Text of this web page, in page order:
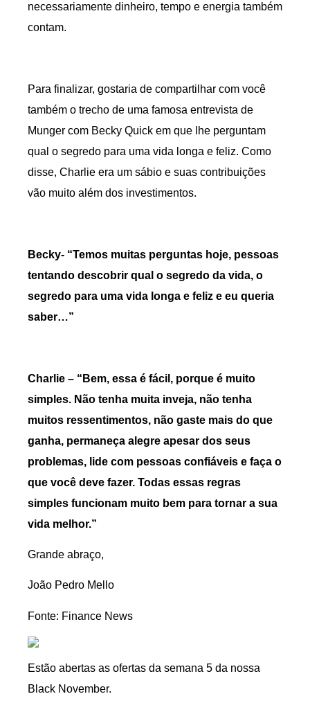
necessariamente dinheiro, tempo e energia também
contam.
Para finalizar, gostaria de compartilhar com você
também o trecho de uma famosa entrevista de
Munger com Becky Quick em que lhe perguntam
qual o segredo para uma vida longa e feliz. Como
disse, Charlie era um sábio e suas contribuições
vão muito além dos investimentos.
Becky- “Temos muitas perguntas hoje, pessoas
tentando descobrir qual o segredo da vida, o
segredo para uma vida longa e feliz e eu queria
saber…”
Charlie – “Bem, essa é fácil, porque é muito
simples. Não tenha muita inveja, não tenha
muitos ressentimentos, não gaste mais do que
ganha, permaneça alegre apesar dos seus
problemas, lide com pessoas confiáveis e faça o
que você deve fazer. Todas essas regras
simples funcionam muito bem para tornar a sua
vida melhor.”
Grande abraço,
João Pedro Mello
Fonte: Finance News
Estão abertas as ofertas da semana 5 da nossa
Black November.